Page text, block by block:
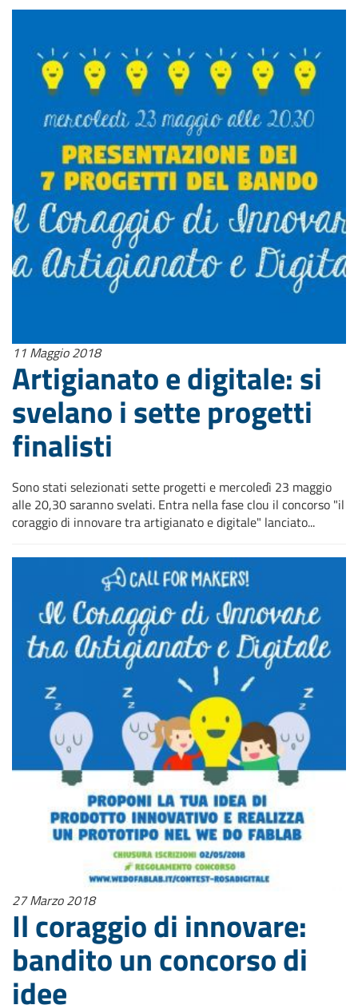
11 Maggio 2018
Artigianato e digitale: si
svelano i sette progetti
finalisti
Sono stati selezionati sette progetti e mercoledì 23 maggio
alle 20,30 saranno svelati. Entra nella fase clou il concorso "il
coraggio di innovare tra artigianato e digitale" lanciato...
27 Marzo 2018
Il coraggio di innovare:
bandito un concorso di
idee